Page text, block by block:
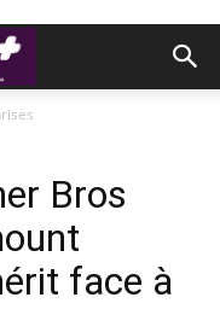
Bros
face à